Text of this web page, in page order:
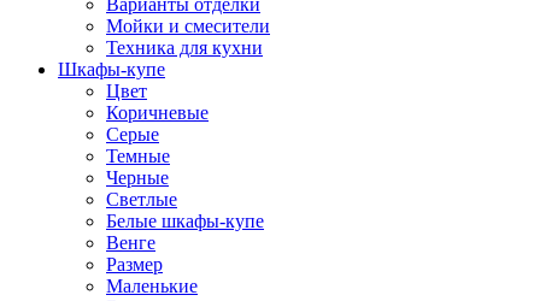
Варианты отделки
Мойки и смесители
Техника для кухни
Шкафы-купе
Цвет
Коричневые
Серые
Темные
Черные
Светлые
Белые шкафы-купе
Венге
Размер
Маленькие